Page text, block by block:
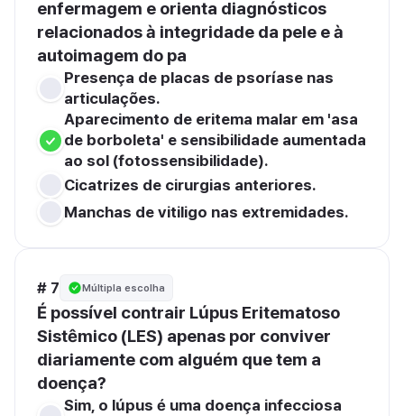
enfermagem e orienta diagnósticos
relacionados à integridade da pele e à
autoimagem do pa
Presença de placas de psoríase nas
articulações.
Aparecimento de eritema malar em 'asa
de borboleta' e sensibilidade aumentada
ao sol (fotossensibilidade).
Cicatrizes de cirurgias anteriores.
Manchas de vitiligo nas extremidades.
# 7 Múltipla escolha
É possível contrair Lúpus Eritematoso
Sistêmico (LES) apenas por conviver
diariamente com alguém que tem a
doença?
Sim, o lúpus é uma doença infecciosa